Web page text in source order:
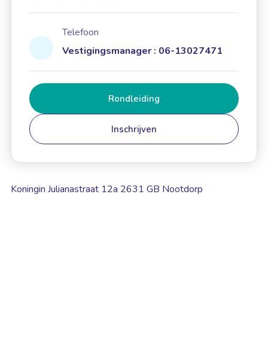
Telefoon
Vestigingsmanager : 06-13027471
Rondleiding
Inschrijven
Koningin Julianastraat 12a 2631 GB Nootdorp